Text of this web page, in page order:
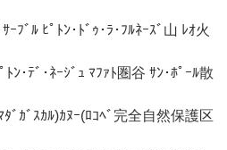
ﾌﾞﾙ ﾋﾟﾄﾝ･ﾄﾞｩ･ﾗ･ﾌﾙﾈｰｽﾞ山 ﾚｵ火
ﾝ･ﾃﾞ･ﾈｰｼﾞｭ ﾏﾌｧﾄ圏谷 ｻﾝ･ﾎﾟｰﾙ散
ﾞｶﾞｽｶﾙ)ｶﾇｰ(ﾛｺﾍﾞ完全自然保護区